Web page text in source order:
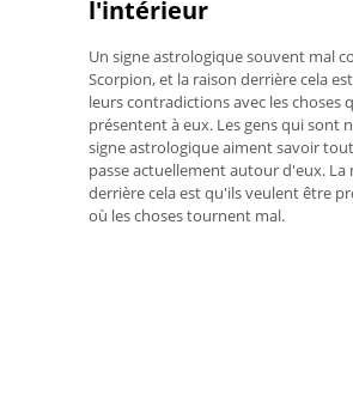
l'intérieur
Un signe astrologique souvent mal
Scorpion, et la raison derrière cela
leurs contradictions avec les choses
présentent à eux. Les gens qui sont
signe astrologique aiment savoir
passe actuellement autour d'eux. La
derrière cela est qu'ils veulent être
où les choses tournent mal.